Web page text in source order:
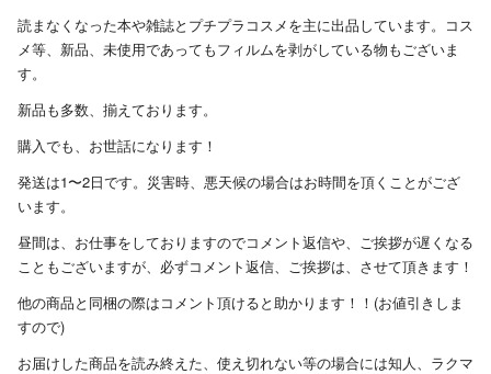
読まなくなった本や雑誌とプチプラコスメを主に出品しています。コス
メ等、新品、未使用であってもフィルムを剥がしている物もございま
す。
新品も多数、揃えております。
購入でも、お世話になります！
発送は1〜2日です。災害時、悪天候の場合はお時間を頂くことがござ
います。
昼間は、お仕事をしておりますのでコメント返信や、ご挨拶が遅くなる
こともございますが、必ずコメント返信、ご挨拶は、させて頂きます！
他の商品と同梱の際はコメント頂けると助かります！！(お値引きしま
すので)
お届けした商品を読み終えた、使え切れない等の場合には知人、ラクマ